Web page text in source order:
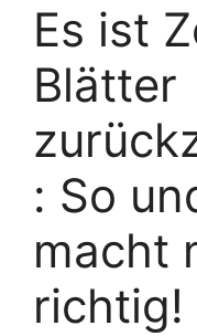
Es ist
Blätter
: So
macht
richtig!